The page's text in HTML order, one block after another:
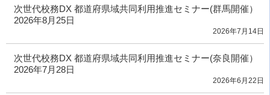
次世代校務DX 都道府県域共同利用推進セミナー(群馬開催）
2026年8月25日
2026年7月14日
次世代校務DX 都道府県域共同利用推進セミナー(奈良開催）
2026年7月28日
2026年6月22日